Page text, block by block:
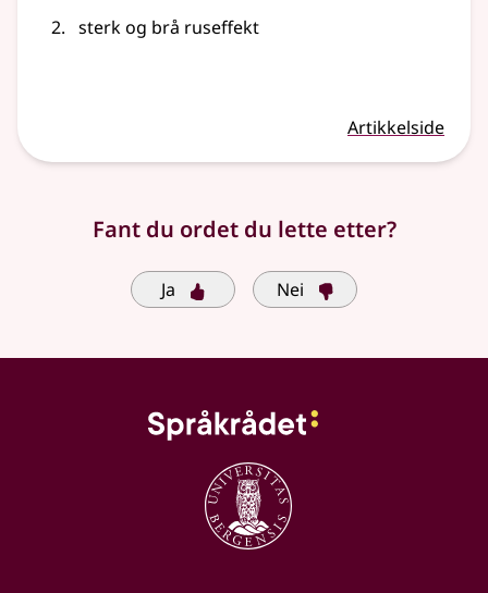
sterk og brå ruseffekt
Artikkelside
Fant du ordet du lette etter?
Ja Nei